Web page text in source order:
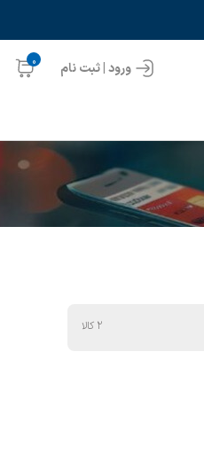
ورود | ثبت نام 0
2 کالا